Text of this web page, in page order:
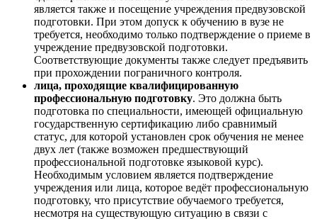
является также и посещение учреждения предвузовской
подготовки. При этом допуск к обучению в вузе не
требуется, необходимо только подтверждение о приеме в
учреждение предвузовской подготовки.
Соответствующие документы также следует предъявить
при прохождении пограничного контроля.
лица, проходящие квалифицированную
профессиональную подготовку. Это должна быть
подготовка по специальности, имеющей официальную
государственную сертификацию либо сравнимый
статус, для которой установлен срок обучения не менее
двух лет (также возможен предшествующий
профессиональной подготовке языковой курс).
Необходимым условием является подтверждение
учреждения или лица, которое ведёт профессиональную
подготовку, что присутствие обучаемого требуется,
несмотря на существующую ситуацию в связи с